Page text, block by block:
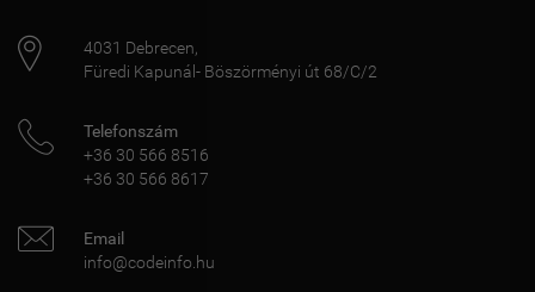
4031 Debrecen,
Füredi Kapunál- Böszörményi út 68/C/2
Telefonszám
+36 30 566 8516
+36 30 566 8617
Email
info@codeinfo.hu